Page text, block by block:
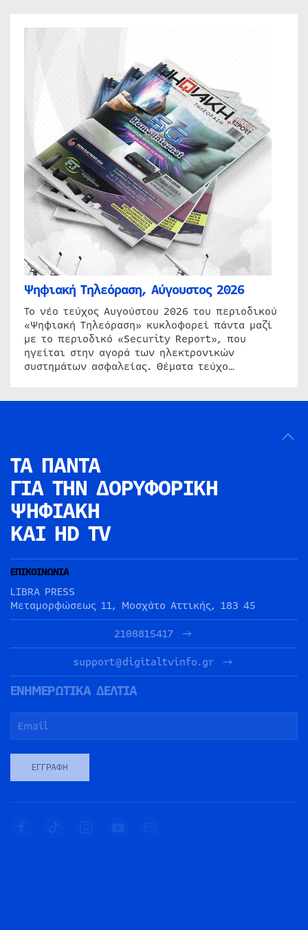
Ψηφιακή Τηλεόραση, Αύγουστος 2026
Το νέο τεύχος Αυγούστου 2026 του περιοδικού
«Ψηφιακή Τηλεόραση» κυκλοφορεί πάντα μαζί
με το περιοδικό «Security Report», που
ηγείται στην αγορά των ηλεκτρονικών
συστημάτων ασφαλείας. Θέματα τεύχο…
ΤΑ ΠΑΝΤΑ
ΓΙΑ ΤΗΝ ΔΟΡΥΦΟΡΙΚΗ
ΨΗΦΙΑΚΗ
ΚΑΙ HD TV
ΕΠΙΚΟΙΝΩΝΙΑ
LIBRA PRESS
Μεταμορφώσεως 11, Μοσχάτο Αττικής, 183 45
2108815417
support@digitaltvinfo.gr
ΕΝΗΜΕΡΩΤΙΚΑ ΔΕΛΤΙΑ
ΕΓΓΡΑΦΉ